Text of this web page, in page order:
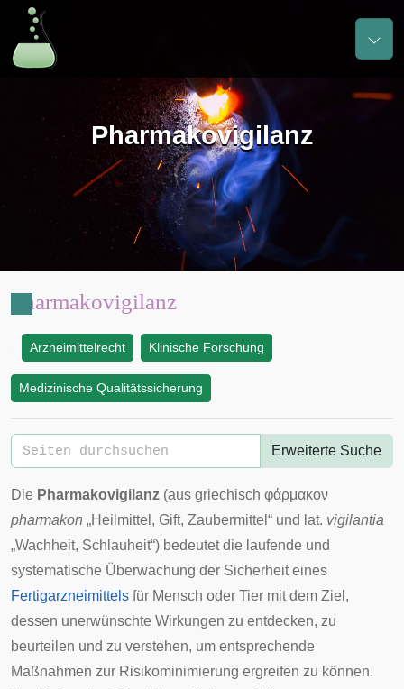
Pharmakovigilanz
Pharmakovigilanz
Arzneimittelrecht Klinische Forschung
Medizinische Qualitätssicherung
Erweiterte Suche
Die Pharmakovigilanz (aus griechisch φάρμακον
pharmakon „Heilmittel, Gift, Zaubermittel“ und lat. vigilantia
„Wachheit, Schlauheit“) bedeutet die laufende und
systematische Überwachung der Sicherheit eines
Fertigarzneimittels für Mensch oder Tier mit dem Ziel,
dessen unerwünschte Wirkungen zu entdecken, zu
beurteilen und zu verstehen, um entsprechende
Maßnahmen zur Risikominimierung ergreifen zu können.